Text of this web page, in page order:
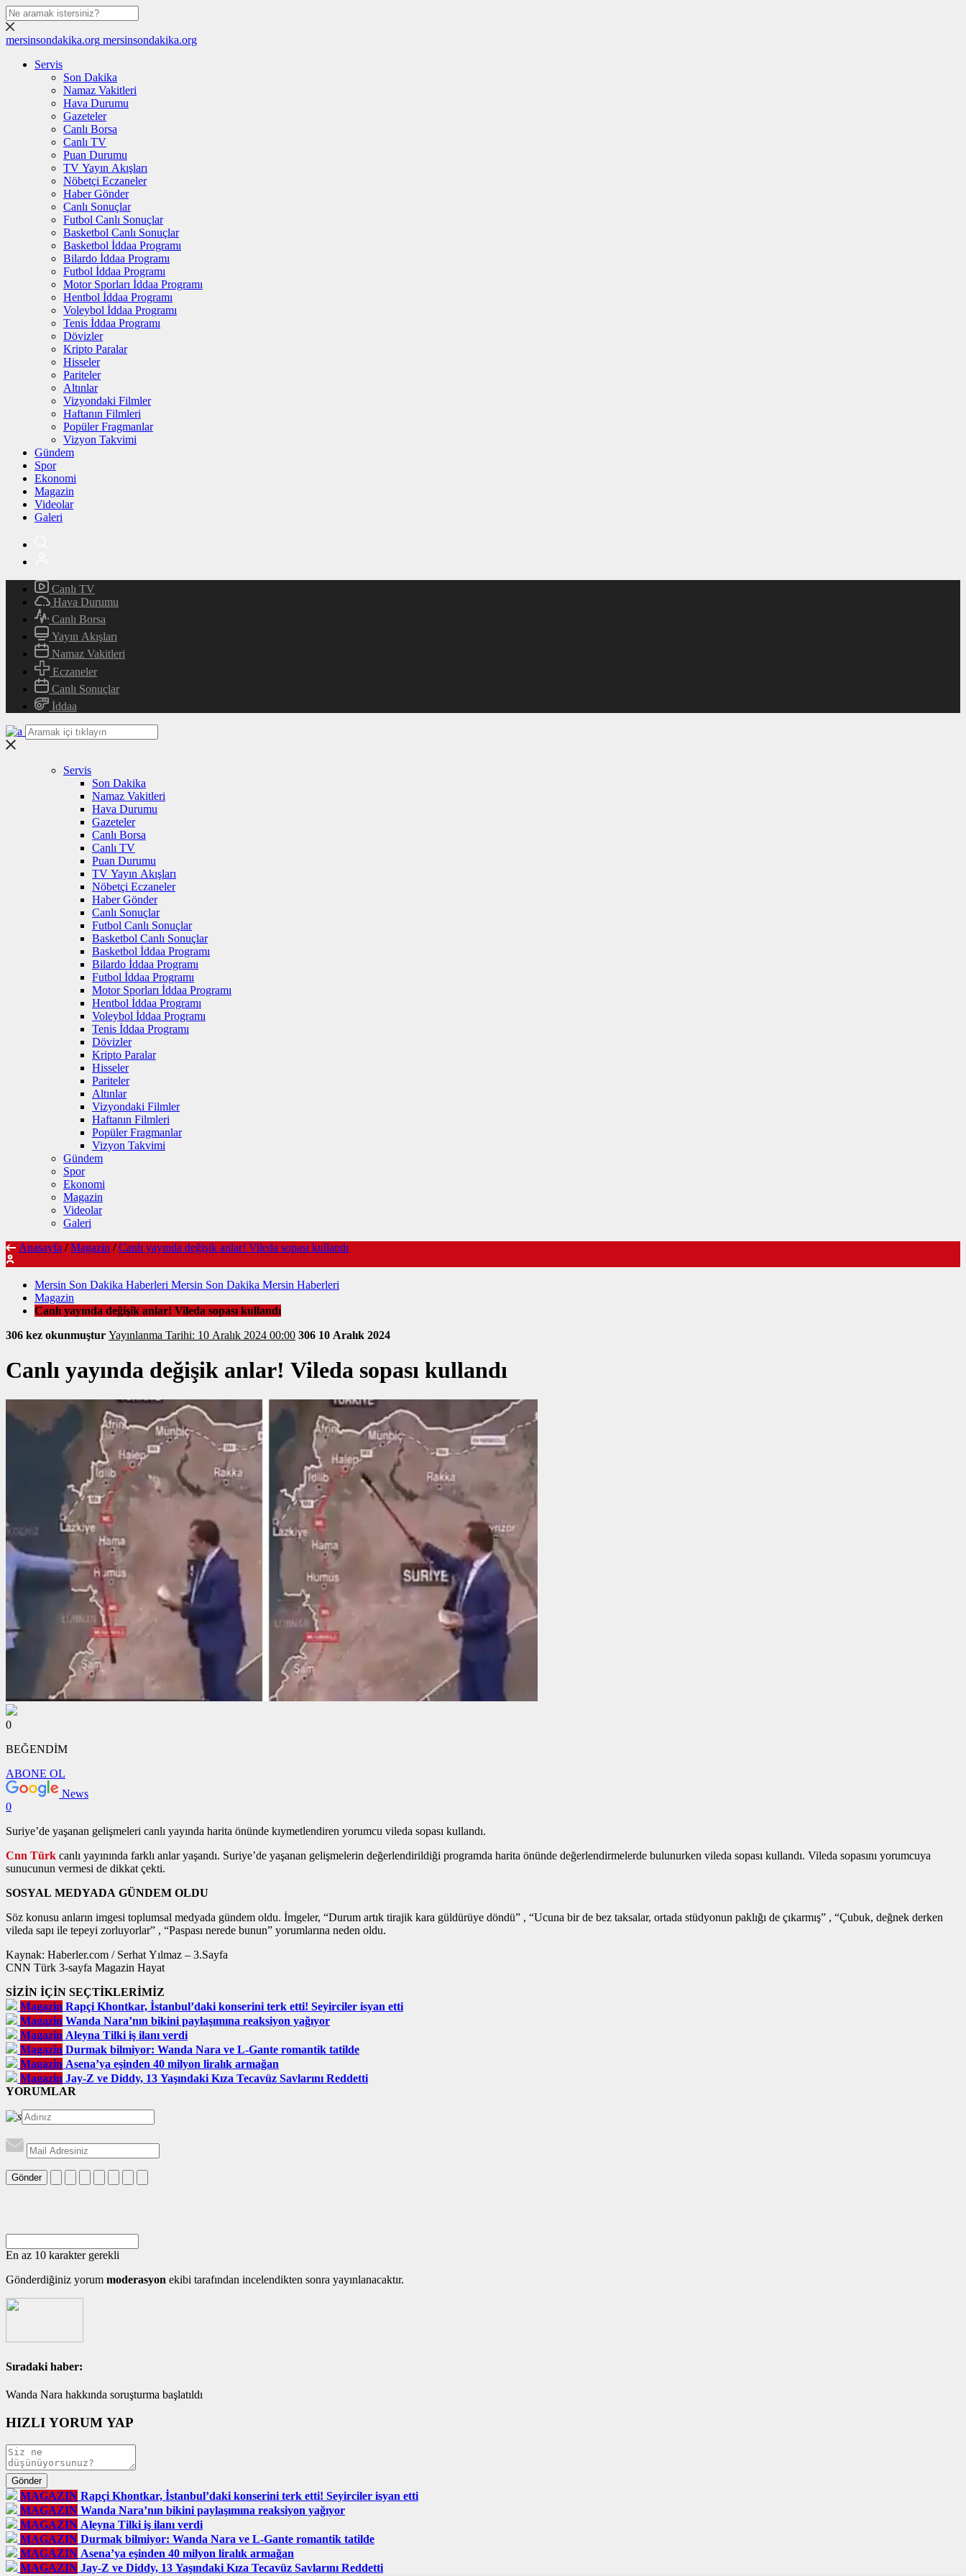
mersinsondakika.org mersinsondakika.org
Servis
Son Dakika
Namaz Vakitleri
Hava Durumu
Gazeteler
Canlı Borsa
Canlı TV
Puan Durumu
TV Yayın Akışları
Nöbetçi Eczaneler
Haber Gönder
Canlı Sonuçlar
Futbol Canlı Sonuçlar
Basketbol Canlı Sonuçlar
Basketbol İddaa Programı
Bilardo İddaa Programı
Futbol İddaa Programı
Motor Sporları İddaa Programı
Hentbol İddaa Programı
Voleybol İddaa Programı
Tenis İddaa Programı
Dövizler
Kripto Paralar
Hisseler
Pariteler
Altınlar
Vizyondaki Filmler
Haftanın Filmleri
Popüler Fragmanlar
Vizyon Takvimi
Gündem
Spor
Ekonomi
Magazin
Videolar
Galeri
Canlı TV
Hava Durumu
Canlı Borsa
Yayın Akışları
Namaz Vakitleri
Eczaneler
Canlı Sonuçlar
İddaa
Servis
Son Dakika
Namaz Vakitleri
Hava Durumu
Gazeteler
Canlı Borsa
Canlı TV
Puan Durumu
TV Yayın Akışları
Nöbetçi Eczaneler
Haber Gönder
Canlı Sonuçlar
Futbol Canlı Sonuçlar
Basketbol Canlı Sonuçlar
Basketbol İddaa Programı
Bilardo İddaa Programı
Futbol İddaa Programı
Motor Sporları İddaa Programı
Hentbol İddaa Programı
Voleybol İddaa Programı
Tenis İddaa Programı
Dövizler
Kripto Paralar
Hisseler
Pariteler
Altınlar
Vizyondaki Filmler
Haftanın Filmleri
Popüler Fragmanlar
Vizyon Takvimi
Gündem
Spor
Ekonomi
Magazin
Videolar
Galeri
Anasayfa / Magazin / Canlı yayında değişik anlar! Vileda sopası kullandı
Mersin Son Dakika Haberleri Mersin Son Dakika Mersin Haberleri
Magazin
Canlı yayında değişik anlar! Vileda sopası kullandı
306 kez okunmuştur
Yayınlanma Tarihi: 10 Aralık 2024 00:00 306 10 Aralık 2024
Canlı yayında değişik anlar! Vileda sopası kullandı
0
BEĞENDİM
ABONE OL
News
0
Suriye’de yaşanan gelişmeleri canlı yayında harita önünde kıymetlendiren yorumcu vileda sopası kullandı.
Cnn Türk canlı yayınında farklı anlar yaşandı. Suriye’de yaşanan gelişmelerin değerlendirildiği programda harita önünde değerlendirmelerde bulunurken vileda sopası kullandı. Vileda sopasını yorumcuya
sunucunun vermesi de dikkat çekti.
SOSYAL MEDYADA GÜNDEM OLDU
Söz konusu anların imgesi toplumsal medyada gündem oldu. İmgeler, “Durum artık tirajik kara güldürüye döndü” , “Ucuna bir de bez taksalar, ortada stüdyonun paklığı de çıkarmış” , “Çubuk, değnek derken
vileda sapı ile tepeyi zorluyorlar” , “Paspası nerede bunun” yorumlarına neden oldu.
Kaynak: Haberler.com / Serhat Yılmaz – 3.Sayfa
CNN Türk 3-sayfa Magazin Hayat
SİZİN İÇİN SEÇTİKLERİMİZ
Magazin Rapçi Khontkar, İstanbul’daki konserini terk etti! Seyirciler isyan etti
Magazin Wanda Nara’nın bikini paylaşımına reaksiyon yağıyor
Magazin Aleyna Tilki iş ilanı verdi
Magazin Durmak bilmiyor: Wanda Nara ve L-Gante romantik tatilde
Magazin Asena’ya eşinden 40 milyon liralık armağan
Magazin Jay-Z ve Diddy, 13 Yaşındaki Kıza Tecavüz Savlarını Reddetti
YORUMLAR
Gönder
En az 10 karakter gerekli
Gönderdiğiniz yorum moderasyon ekibi tarafından incelendikten sonra yayınlanacaktır.
Sıradaki haber:
Wanda Nara hakkında soruşturma başlatıldı
HIZLI YORUM YAP
MAGAZIN Rapçi Khontkar, İstanbul’daki konserini terk etti! Seyirciler isyan etti
MAGAZIN Wanda Nara’nın bikini paylaşımına reaksiyon yağıyor
MAGAZIN Aleyna Tilki iş ilanı verdi
MAGAZIN Durmak bilmiyor: Wanda Nara ve L-Gante romantik tatilde
MAGAZIN Asena’ya eşinden 40 milyon liralık armağan
MAGAZIN Jay-Z ve Diddy, 13 Yaşındaki Kıza Tecavüz Savlarını Reddetti